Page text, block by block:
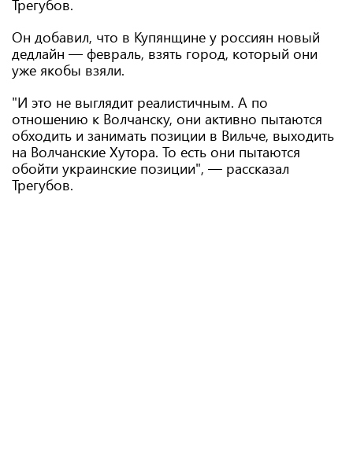
Трегубов.
Он добавил, что в Купянщине у россиян новый
дедлайн — февраль, взять город, который они
уже якобы взяли.
"И это не выглядит реалистичным. А по
отношению к Волчанску, они активно пытаются
обходить и занимать позиции в Вильче, выходить
на Волчанские Хутора. То есть они пытаются
обойти украинские позиции", — рассказал
Трегубов.